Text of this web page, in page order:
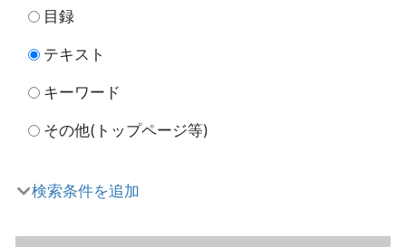
目録
テキスト
キーワード
その他(トップページ等)
検索条件を追加